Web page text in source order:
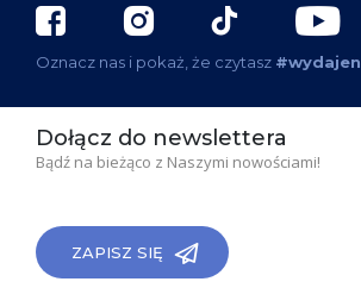
Oznacz nas i pokaż, że czytasz
Dołącz do newslettera
Bądź na bieżąco z Naszymi nowościami!
ZAPISZ SIĘ